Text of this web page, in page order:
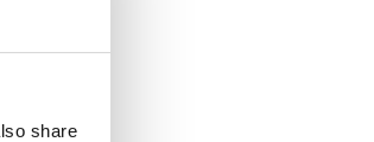
share